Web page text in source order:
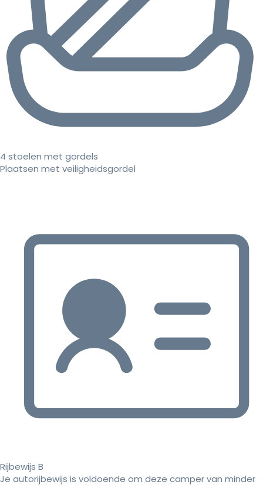
4 stoelen met gordels
Plaatsen met veiligheidsgordel
Rijbewijs B
Je autorijbewijs is voldoende om deze camper van minder